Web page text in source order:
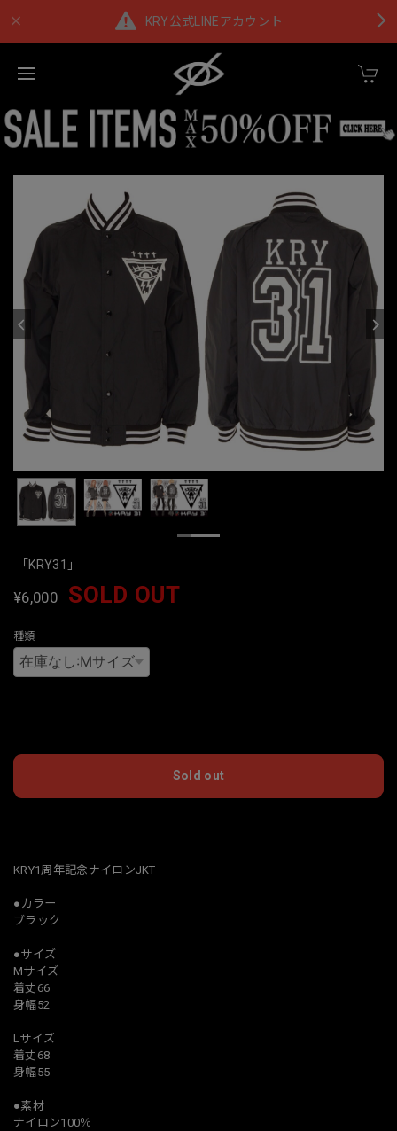
KRY公式LINEアカウント
「KRY31」
¥6,000 SOLD OUT
種類
Sold out
KRY1周年記念ナイロンJKT
●カラー
ブラック
●サイズ
Mサイズ
着丈66
身幅52
Lサイズ
着丈68
身幅55
●素材
ナイロン100％